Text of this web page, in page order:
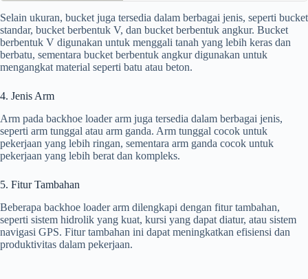
Selain ukuran, bucket juga tersedia dalam berbagai jenis, seperti bucket
standar, bucket berbentuk V, dan bucket berbentuk angkur. Bucket
berbentuk V digunakan untuk menggali tanah yang lebih keras dan
berbatu, sementara bucket berbentuk angkur digunakan untuk
mengangkat material seperti batu atau beton.
4. Jenis Arm
Arm pada backhoe loader arm juga tersedia dalam berbagai jenis,
seperti arm tunggal atau arm ganda. Arm tunggal cocok untuk
pekerjaan yang lebih ringan, sementara arm ganda cocok untuk
pekerjaan yang lebih berat dan kompleks.
5. Fitur Tambahan
Beberapa backhoe loader arm dilengkapi dengan fitur tambahan,
seperti sistem hidrolik yang kuat, kursi yang dapat diatur, atau sistem
navigasi GPS. Fitur tambahan ini dapat meningkatkan efisiensi dan
produktivitas dalam pekerjaan.